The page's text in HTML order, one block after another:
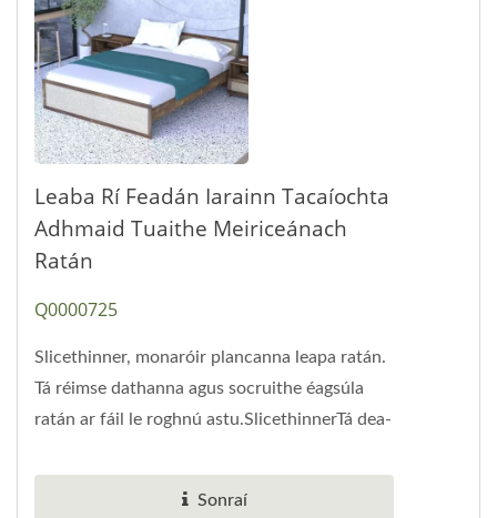
Leaba Rí Feadán Iarainn Tacaíochta
Adhmaid Tuaithe Meiriceánach
Ratán
Q0000725
Slicethinner, monaróir plancanna leapa ratán.
Tá réimse dathanna agus socruithe éagsúla
ratán ar fáil le roghnú astu.SlicethinnerTá dea-
Sonraí